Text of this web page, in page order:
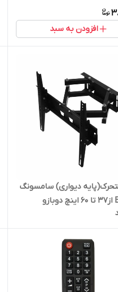
افزودن به سبد
دیواری) سامسونگ